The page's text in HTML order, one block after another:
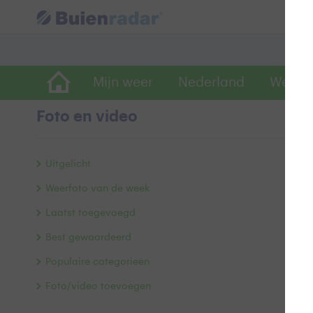
Mijn weer Nederland
Foto en video
Uitgelicht
Weerfoto van de week
Laatst toegevoegd
Best gewaardeerd
Populaire categorieën
Foto/video toevoegen